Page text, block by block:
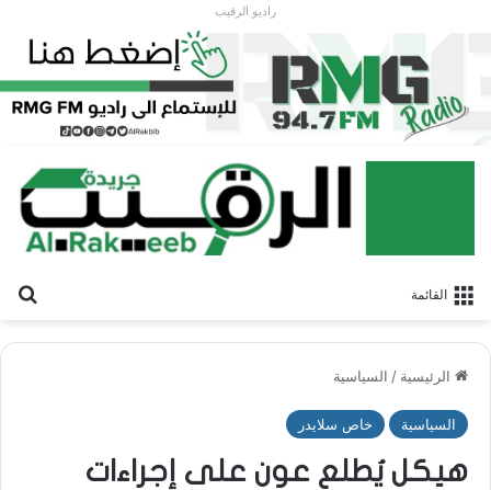
راديو الرقيب
القائمة
الرئيسية / السياسية
السياسية خاص سلايدر
هيكل يُطلع عون على إجراءات